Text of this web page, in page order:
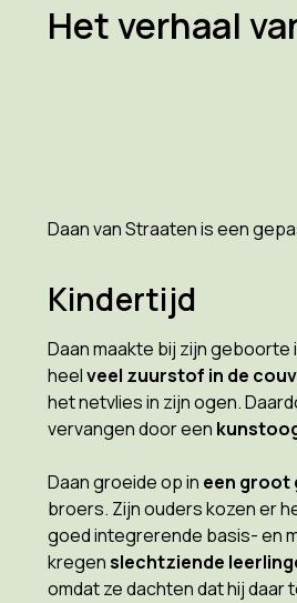
Het verhaal
Daan van Straaten is een
Kindertijd
Daan maakte bij zijn geboorte
heelveel zuurstof in de
het netvlies in zijn ogen.
vervangen door een
Daan groeide op in een groot
broers. Zijn ouders kozen er
goed integrerende basis- en
kregenslechtziende
omdat ze dachten dat hij daar